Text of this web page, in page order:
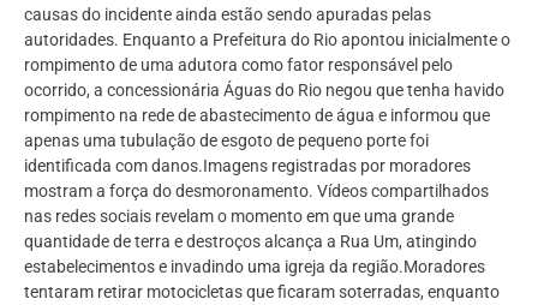
causas do incidente ainda estão sendo apuradas pelas
autoridades. Enquanto a Prefeitura do Rio apontou inicialmente o
rompimento de uma adutora como fator responsável pelo
ocorrido, a concessionária Águas do Rio negou que tenha havido
rompimento na rede de abastecimento de água e informou que
apenas uma tubulação de esgoto de pequeno porte foi
identificada com danos.Imagens registradas por moradores
mostram a força do desmoronamento. Vídeos compartilhados
nas redes sociais revelam o momento em que uma grande
quantidade de terra e destroços alcança a Rua Um, atingindo
estabelecimentos e invadindo uma igreja da região.Moradores
tentaram retirar motocicletas que ficaram soterradas, enquanto